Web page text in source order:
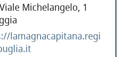
Michelangelo, 1
lamagnacapitana.regi